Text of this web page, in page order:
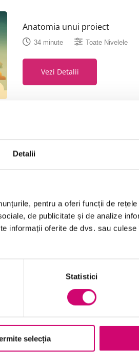
Detalii
pentru a oferi funcții de
de publicitate și de analize
informații oferite de dvs. sau
Statistici
selecția
Anatomia unui proiect
34 minute Toate Nivelele
Vezi Detalii
Toate Nivelele